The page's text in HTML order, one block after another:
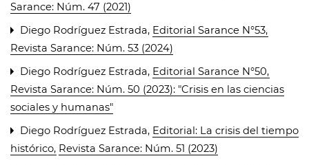
Sarance: Núm. 47 (2021)
Diego Rodríguez Estrada, Editorial Sarance N°53,
Revista Sarance: Núm. 53 (2024)
Diego Rodríguez Estrada, Editorial Sarance N°50,
Revista Sarance: Núm. 50 (2023): "Crisis en las ciencias
sociales y humanas"
Diego Rodríguez Estrada, Editorial: La crisis del tiempo
histórico, Revista Sarance: Núm. 51 (2023)